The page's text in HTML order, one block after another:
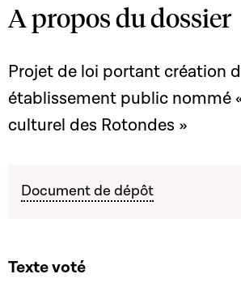
A propos du dossier
Projet de loi portant création
établissement public nommé
culturel des Rotondes »
Document de dépôt
Texte voté